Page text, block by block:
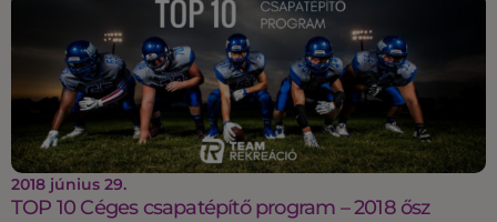
2018 június 29.
TOP 10 Céges csapatépítő program – 2018 ősz